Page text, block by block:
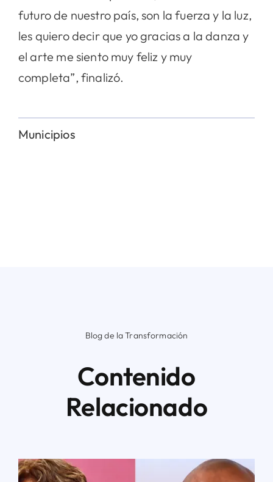
futuro de nuestro país, son la fuerza y la luz,
les quiero decir que yo gracias a la danza y
el arte me siento muy feliz y muy
completa”, finalizó.
Municipios
Blog de la Transformación
Contenido
Relacionado